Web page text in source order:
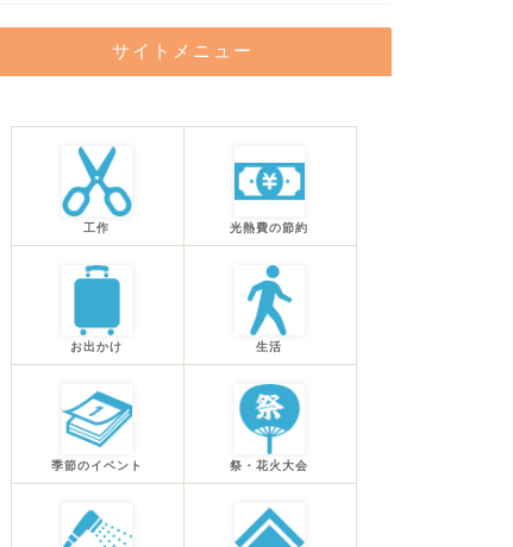
サイトメニュー
工作 光熱費の節約
お出かけ 生活
季節のイベント 祭・花火大会